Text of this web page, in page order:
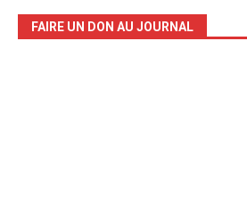
FAIRE UN DON AU JOURNAL